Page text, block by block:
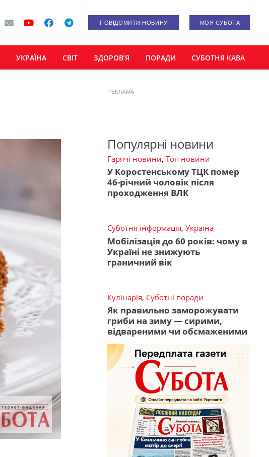
ПОВІДОМИТИ НОВИНУ МОЯ СУБОТА
УКРАЇНА СВІТ ЗДОРОВ’Я ПОРАДИ СУБОТНЯ КАВА
РЕКЛАМА
Популярні новини
Гарячі новини, Топ новини
У Коростенському ТЦК помер
46-річний чоловік після
проходження ВЛК
Суботня інформація, Україна
Мобілізація до 60 років: чому в
Україні не знижують
граничний вік
Кулінарія, Суботні поради
Як правильно заморожувати
гриби на зиму — сирими,
відвареними чи обсмаженими